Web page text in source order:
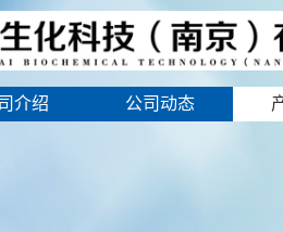
介绍 公司动态